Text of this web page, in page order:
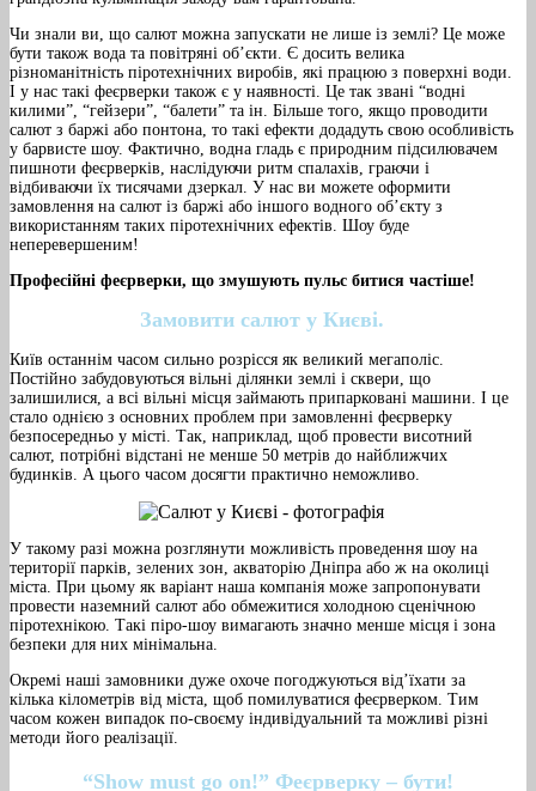
Чи знали ви, що салют можна запускати не лише із землі? Це може
бути також вода та повітряні об’єкти. Є досить велика
різноманітність піротехнічних виробів, які працюю з поверхні води.
І у нас такі феєрверки також є у наявності. Це так звані “водні
килими”, “гейзери”, “балети” та ін. Більше того, якщо проводити
салют з баржі або понтона, то такі ефекти додадуть свою особливість
у барвисте шоу. Фактично, водна гладь є природним підсилювачем
пишноти феєрверків, наслідуючи ритм спалахів, граючи і
відбиваючи їх тисячами дзеркал. У нас ви можете оформити
замовлення на салют із баржі або іншого водного об’єкту з
використанням таких піротехнічних ефектів. Шоу буде
неперевершеним!
Професійні феєрверки, що змушують пульс битися частіше!
Замовити салют у Києві.
Київ останнім часом сильно розрісся як великий мегаполіс.
Постійно забудовуються вільні ділянки землі і сквери, що
залишилися, а всі вільні місця займають припарковані машини. І це
стало однією з основних проблем при замовленні феєрверку
безпосередньо у місті. Так, наприклад, щоб провести висотний
салют, потрібні відстані не менше 50 метрів до найближчих
будинків. А цього часом досягти практично неможливо.
У такому разі можна розглянути можливість проведення шоу на
території парків, зелених зон, акваторію Дніпра або ж на околиці
міста. При цьому як варіант наша компанія може запропонувати
провести наземний салют або обмежитися холодною сценічною
піротехнікою. Такі піро-шоу вимагають значно менше місця і зона
безпеки для них мінімальна.
Окремі наші замовники дуже охоче погоджуються від’їхати за
кілька кілометрів від міста, щоб помилуватися феєрверком. Тим
часом кожен випадок по-своєму індивідуальний та можливі різні
методи його реалізації.
“Show must go on!” Феєрверку – бути!